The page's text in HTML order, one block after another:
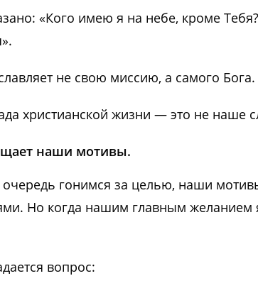
«Кого имею я на небе, кроме
не свою миссию, а самого Бога.
христианской жизни — это не наше
наши мотивы.
гонимся за целью, наши
Но когда нашим главным желанием
вопрос: